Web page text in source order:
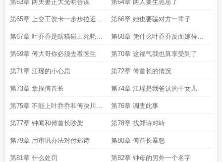
第63章 两夫妻正大光明合谋 第64章 两人要生崽崽了
第65章 上交工资卡一步步拉近关
系
第66章 她也要骗对方一辈子
第67章 叶乔乔是瞎猫碰上死耗子
了
第68章 凭什么叶乔乔反而嫁得更
好了
第69章 傅大哥你必须去看医生 第70章 这福气我也算享受到了
第71章 江瑶的小心思 第72章 傅首长的情况
第73章 拿捏傅首长 第74章 江瑶是我爸认的干女儿
第75章 不能上叶乔乔和傅决川结
婚
第76章 调查此事
第77章 钟闻和傅首长吵架 第78章 找郑诗对峙
第79章 用审讯办法对付郑诗 第80章 傅首长暴怒
第81章 什么处罚 第82章 钟母的另外一个名字